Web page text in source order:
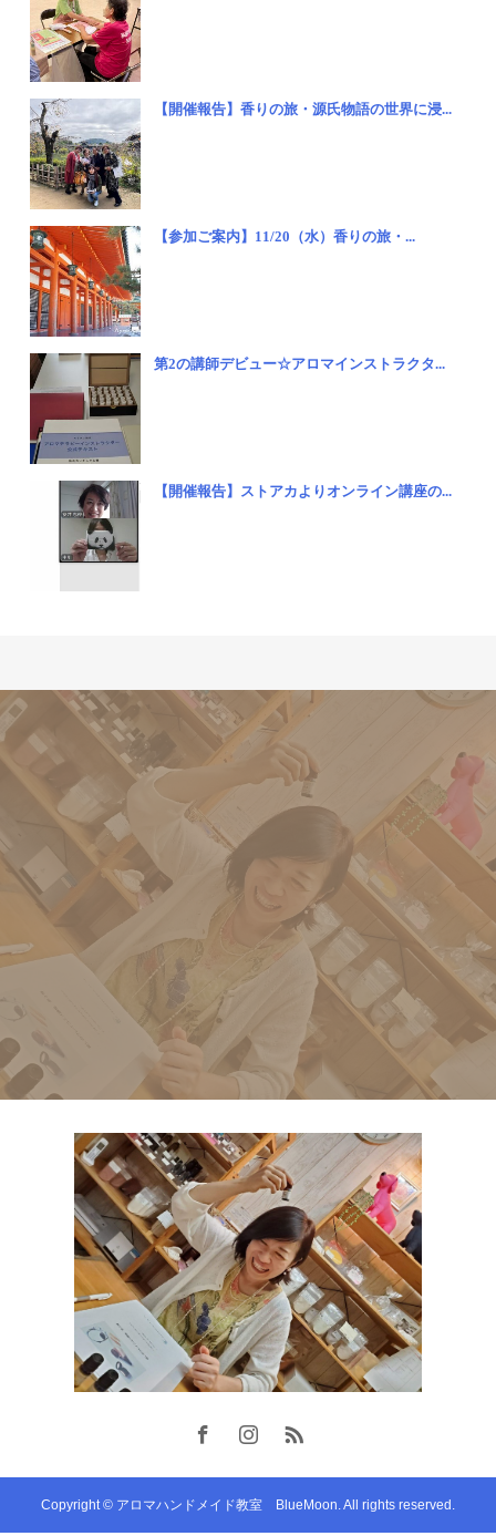
【開催報告】香りの旅・源氏物語の世界に浸...
【参加ご案内】11/20（水）香りの旅・...
第2の講師デビュー☆アロマインストラクタ...
【開催報告】ストアカよりオンライン講座の...
Copyright © アロマハンドメイド教室 BlueMoon. All rights reserved.